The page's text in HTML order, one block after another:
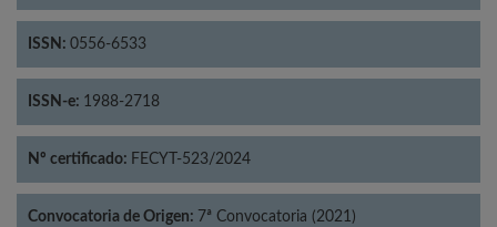
ISSN: 0556-6533
ISSN-e: 1988-2718
Nº certificado: FECYT-523/2024
Convocatoria de Origen: 7ª Convocatoria (2021)